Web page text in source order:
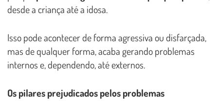
desde a criança até a idosa.
Isso pode acontecer de forma agressiva ou disfarçada,
mas de qualquer forma, acaba gerando problemas
internos e, dependendo, até externos.
Os pilares prejudicados pelos problemas